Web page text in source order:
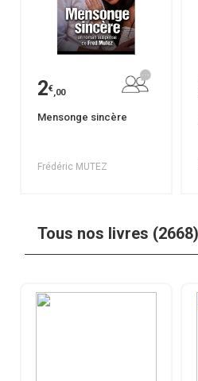
2€,00
Mensonge sincère
Frédéric MUTEZ
Tous nos livres (2668)